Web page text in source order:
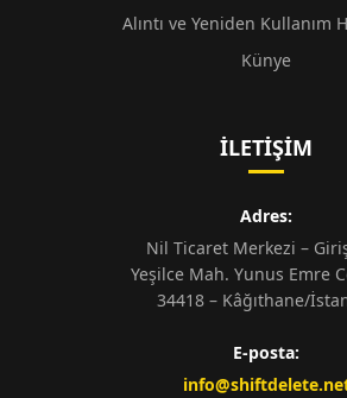
Alıntı ve Yeniden Kullanım
Künye
İLETIŞIM
Adres:
Nil Ticaret Merkezi –
Yeşilce Mah. Yunus Emre
34418 – Kâğıthane/
E-posta: